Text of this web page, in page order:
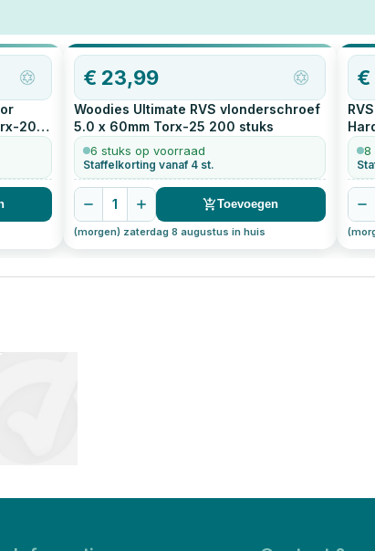
20
€ 23,99
Woodies Ultimate RVS vlonderschroef
5.0 x 60mm Torx-25 200 stuks
6 stuks op voorraad
Staffelkorting vanaf 4 st.
1 Toevoegen
(morgen) zaterdag 8 augustus in huis
€
8